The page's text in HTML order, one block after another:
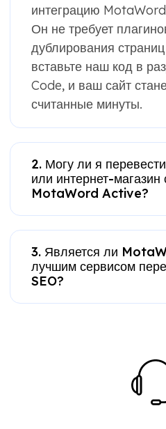
интеграцию
Он не требует
дублирования
вставьте наш код в
Code, и ваш сайт
считанные минуты.
2. Могу ли я
или интернет-
MotaWord Active?
3. Является ли
лучшим сервисом
SEO?